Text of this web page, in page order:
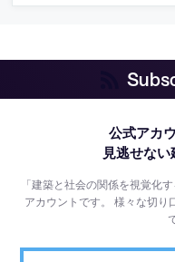
公式アカ
見逃せない
「建築と社会の関係を視覚化
アカウントです。様々な切り